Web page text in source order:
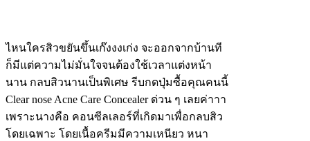
ไหนใครสิวขยันขึ้นเก๊งงงเก่ง จะออกจากบ้านที
ก็มีแต่ความไม่มั่นใจจนต้องใช้เวลาแต่งหน้า
นาน กลบสิวนานเป็นพิเศษ รีบกดปุ่มซื้อคุณคนนี้
Clear nose Acne Care Concealer ด่วน ๆ เลยค่าาา
เพราะนางคือ คอนซีลเลอร์ที่เกิดมาเพื่อกลบสิว
โดยเฉพาะ โดยเนื้อครีมมีความเหนียว หนา